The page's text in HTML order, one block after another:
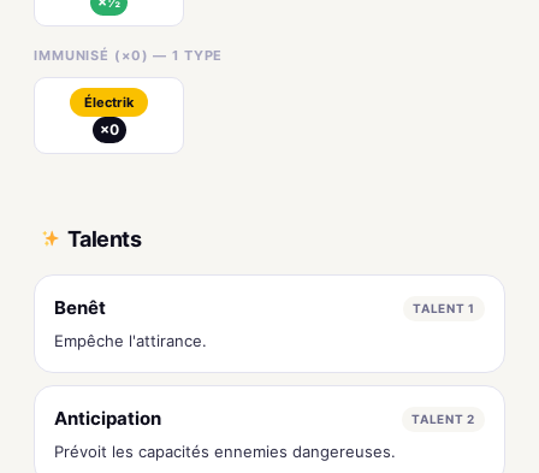
IMMUNISÉ (×0) — 1 TYPE
Électrik
×0
Talents
Benêt TALENT 1
Empêche l'attirance.
Anticipation TALENT 2
Prévoit les capacités ennemies dangereuses.